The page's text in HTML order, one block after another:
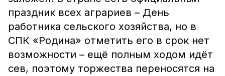
праздник всех аграриев – День
работника сельского хозяйства, но в
СПК «Родина» отметить его в срок нет
возможности – ещё полным ходом идёт
сев, поэтому торжества переносятся на